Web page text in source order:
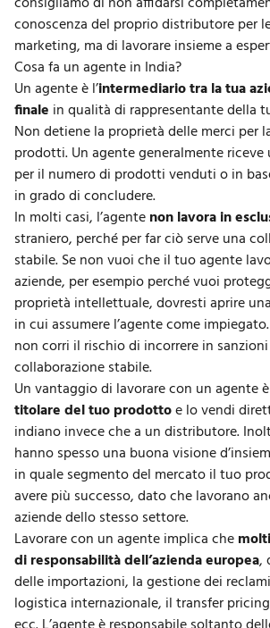
conoscenza del proprio distributore per
marketing, ma di lavorare insieme a
Cosa fa un agente in India?
Un agente è l’intermediario tra la tua
finale in qualità di rappresentante della
Non detiene la proprietà delle merci per
prodotti. Un agente generalmente riceve
per il numero di prodotti venduti o in
in grado di concludere.
In molti casi, l’agentenon lavora in
straniero, perché per far ciò serve una
stabile. Se non vuoi che il tuo agente
aziende, per esempio perché vuoi
proprietà intellettuale, dovresti aprire
in cui assumere l’agente come
non corri il rischio di incorrere in
collaborazione stabile.
Un vantaggio di lavorare con un agente
titolare del tuo prodottoe lo vendi
indiano invece che a un distributore.
hanno spesso una buona visione
in quale segmento del mercato il tuo
avere più successo, dato che lavorano
aziende dello stesso settore.
Lavorare con un agente implica che
di responsabilità dell’azienda europea,
delle importazioni, la gestione dei
logistica internazionale, iltransfer pricing